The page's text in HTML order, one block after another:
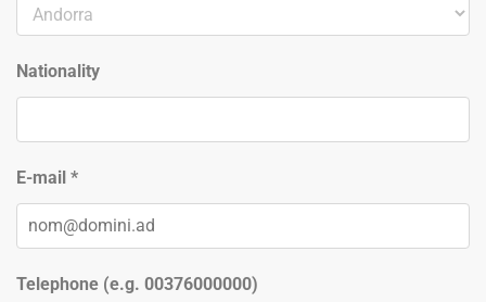
Nationality
E-mail *
Telephone (e.g. 00376000000)